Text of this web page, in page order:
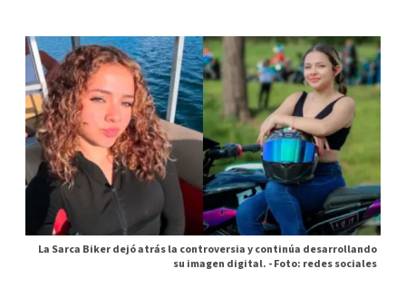
La Sarca Biker dejó atrás la controversia y continúa desarrollando
su imagen digital. -Foto: redes sociales